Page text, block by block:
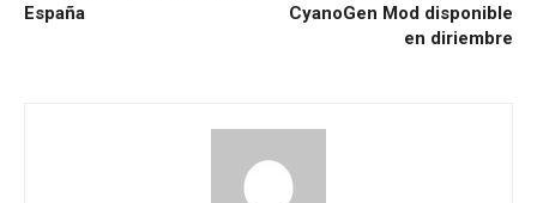
España
CyanoGen Mod disponible
en diriembre